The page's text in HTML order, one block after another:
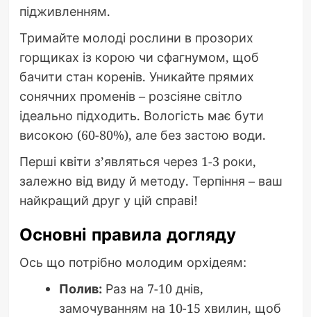
підживленням.
Тримайте молоді рослини в прозорих
горщиках із корою чи сфагнумом, щоб
бачити стан коренів. Уникайте прямих
сонячних променів – розсіяне світло
ідеально підходить. Вологість має бути
високою (60-80%), але без застою води.
Перші квіти з’являться через 1-3 роки,
залежно від виду й методу. Терпіння – ваш
найкращий друг у цій справі!
Основні правила догляду
Ось що потрібно молодим орхідеям:
Полив:Раз на 7-10 днів,
замочуванням на 10-15 хвилин, щоб